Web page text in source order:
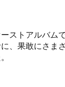
ストアルバム
、果敢にさま